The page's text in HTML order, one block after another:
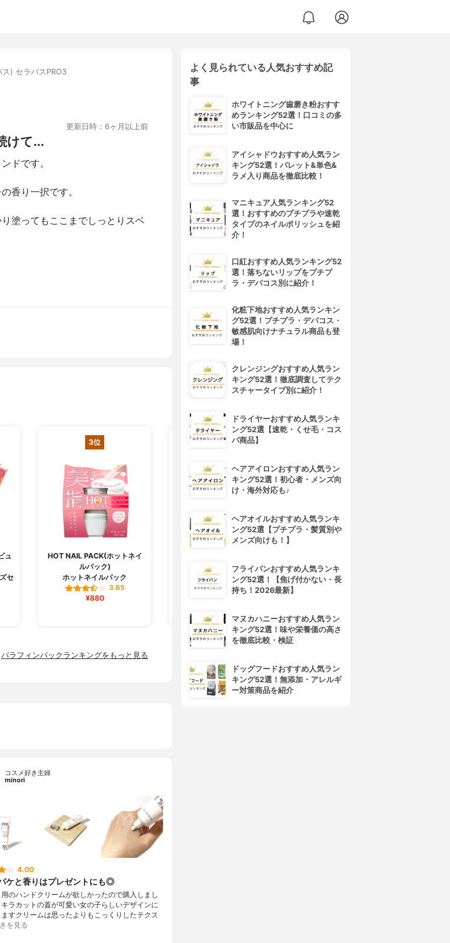
ス) セラバスPRO3
更新日時：6ヶ月以上前
けて...
ドです。
香り一択です。
塗ってもここまでしっとりスベ
ュ
セ
3位
HOT NAIL PACK(ホットネイ
ルパック)
ホットネイルパック
3.85
¥880
4位
セラバス(パラフィンピーチ6P
3.81
パラフィンガーモイストパック
パラフィンパックランキングをもっと見る
コスメ好き主婦
minori
4.00
ケと香りはプレゼントにも◎
のハンドクリームが欲しかったので購入しまし
ラカットの蓋が可愛い女の子らしいデザインに
すクリームは思ったよりもこっくりしたテクス
を見る
よく見られている人気おすすめ記
事
ホワイトニング歯磨き粉おすす
めランキング52選！口コミの多
い市販品を中心に
アイシャドウおすすめ人気ラン
キング52選！パレット&単色&
ラメ入り商品を徹底比較！
マニキュア人気ランキング52
選！おすすめのプチプラや速乾
タイプのネイルポリッシュを紹
介！
口紅おすすめ人気ランキング52
選！落ちないリップをプチプ
ラ・デパコス別に紹介！
化粧下地おすすめ人気ランキン
グ52選！プチプラ・デパコス・
敏感肌向けナチュラル商品も登
場！
クレンジングおすすめ人気ラン
キング52選！徹底調査してテク
スチャータイプ別に紹介！
ドライヤーおすすめ人気ランキ
ング52選【速乾・くせ毛・コス
パ商品】
ヘアアイロンおすすめ人気ラン
キング52選！初心者・メンズ向
け・海外対応も♪
ヘアオイルおすすめ人気ランキ
ング52選【プチプラ・髪質別や
メンズ向けも！】
フライパンおすすめ人気ランキ
ング52選！【焦げ付かない・長
持ち！2026最新】
マヌカハニーおすすめ人気ラン
キング52選！味や栄養価の高さ
を徹底比較・検証
ドッグフードおすすめ人気ラン
キング52選！無添加・アレルギ
ー対策商品を紹介